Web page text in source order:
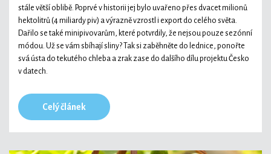
stále větší oblibě. Poprvé v historii jej bylo uvařeno přes dvacet milionů
hektolitrů (4 miliardy piv) a výrazně vzrostl i export do celého světa.
Dařilo se také minipivovarům, které potvrdily, že nejsou pouze sezónní
módou. Už se vám sbíhají sliny? Tak si zaběhněte do lednice, ponořte
svá ústa do tekutého chleba a zrak zase do dalšího dílu projektu Česko
v datech.
Celý článek